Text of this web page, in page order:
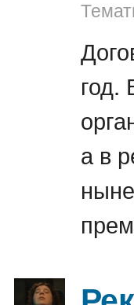
год.
а в